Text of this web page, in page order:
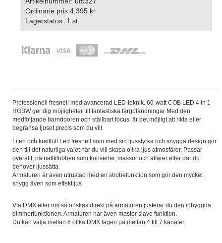
Ordinarie pris 4.395 kr
Lagerstatus: 1 st
Professionell fresnell med avancerad LED-teknik. 60-watt COB LED 4 in 1
RGBW ger dig möjligheter till fantastiska färgblandningar Med den
medföljande barndooren och ställbart focus, är det möjligt att rikta eller
begränsa ljuset precis som du vill.
Liten och kraftfull Led fresnell som med sin ljusstyrka och snygga design gör
den till det naturliga valet när du vill skapa olika ljus atmosfärer. Passar
överallt, på nattklubben som konserter, mässor och affärer eller där du
behöver ljussätta.
Armaturen är även utrustad med en strobefunktion som gör den mycket
snygg även som effektljus
Via DMX eller om så önskas direkt på armaturen justerar du den inbyggda
dimmerfunktionen. Armaturen har även master slave funktion.
Du kan välja mellan 6 olika DMX lägen på mellan 4 till 7 kanaler.